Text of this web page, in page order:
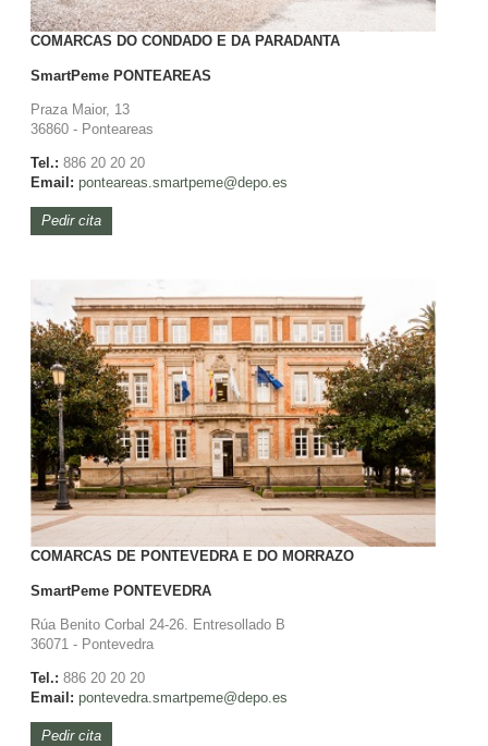
COMARCAS DO CONDADO E DA PARADANTA
SmartPemePONTEAREAS
Praza Maior, 13
36860 - Ponteareas
Tel.: 886 20 20 20
Email: ponteareas.smartpeme@depo.es
Pedir cita
COMARCAS DE PONTEVEDRA E DO MORRAZO
SmartPemePONTEVEDRA
Rúa Benito Corbal 24-26. Entresollado B
36071 - Pontevedra
Tel.: 886 20 20 20
Email: pontevedra.smartpeme@depo.es
Pedir cita